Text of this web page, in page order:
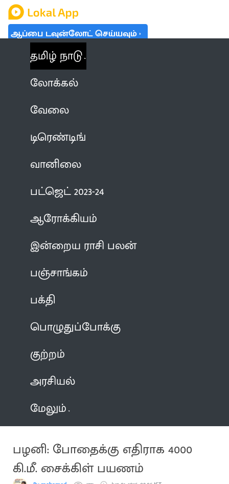
ஆப்பை டவுன்லோட் செய்யவும்
தமிழ் நாடு
லோக்கல்
வேலை
டிரெண்டிங்
வானிலை
பட்ஜெட் 2023-24
ஆரோக்கியம்
இன்றைய ராசி பலன்
பஞ்சாங்கம்
பக்தி
பொழுதுப்போக்கு
குற்றம்
அரசியல்
மேலும்
பழனி: போதைக்கு எதிராக 4000
கி.மீ. சைக்கிள் பயணம்